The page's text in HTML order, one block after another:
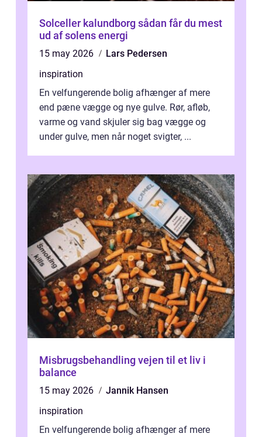
Solceller kalundborg sådan får du mest
ud af solens energi
15 may 2026
Lars Pedersen
inspiration
En velfungerende bolig afhænger af mere
end pæne vægge og nye gulve. Rør, afløb,
varme og vand skjuler sig bag vægge og
under gulve, men når noget svigter, ...
Misbrugsbehandling vejen til et liv i
balance
15 may 2026
Jannik Hansen
inspiration
En velfungerende bolig afhænger af mere